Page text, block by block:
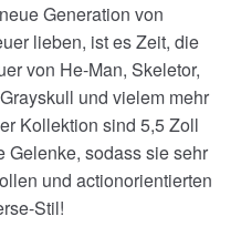
Generation von
lieben, ist es Zeit, die
von He-Man, Skeletor,
und vielem mehr
Kollektion sind 5,5 Zoll
Gelenke, sodass sie sehr
und actionorientierten
Stil!